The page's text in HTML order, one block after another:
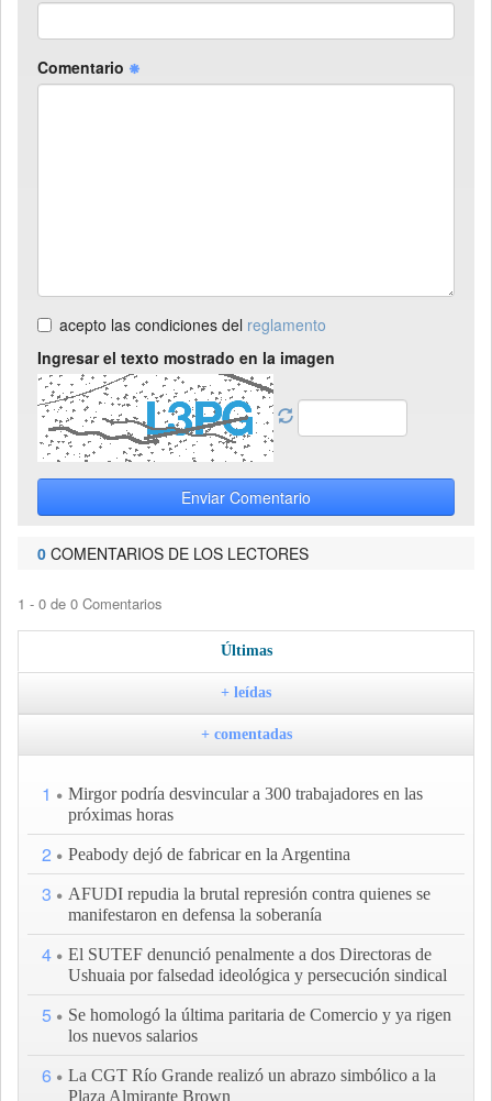
Comentario
acepto las condiciones del reglamento
Ingresar el texto mostrado en la imagen
Enviar Comentario
0 COMENTARIOS DE LOS LECTORES
1 - 0 de 0 Comentarios
Últimas
+ leídas
+ comentadas
1
Mirgor podría desvincular a 300 trabajadores en las
próximas horas
2 Peabody dejó de fabricar en la Argentina
3
AFUDI repudia la brutal represión contra quienes se
manifestaron en defensa la soberanía
4
El SUTEF denunció penalmente a dos Directoras de
Ushuaia por falsedad ideológica y persecución sindical
5
Se homologó la última paritaria de Comercio y ya rigen
los nuevos salarios
6
La CGT Río Grande realizó un abrazo simbólico a la
Plaza Almirante Brown